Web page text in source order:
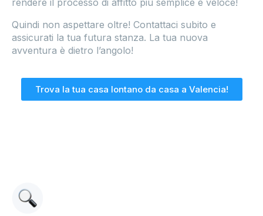
rendere il processo di affitto più semplice e veloce!
Quindi non aspettare oltre! Contattaci subito e
assicurati la tua futura stanza. La tua nuova
avventura è dietro l’angolo!
Trova la tua casa lontano da casa a Valencia!